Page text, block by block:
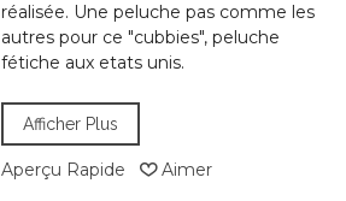
réalisée. Une peluche pas comme les
autres pour ce "cubbies", peluche
fétiche aux etats unis.
Afficher Plus
Aperçu Rapide Aimer